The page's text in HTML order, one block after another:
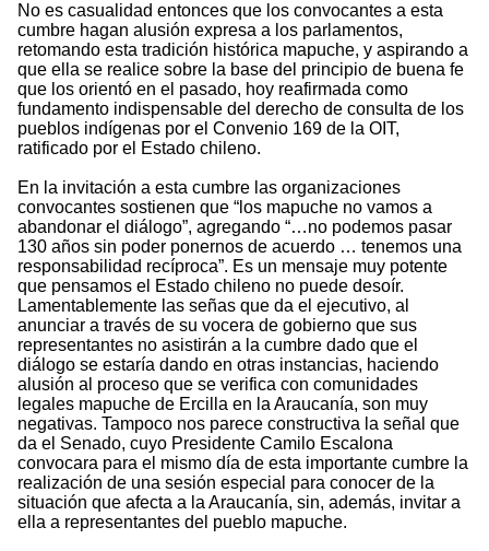
No es casualidad entonces que los convocantes a esta
cumbre hagan alusión expresa a los parlamentos,
retomando esta tradición histórica mapuche, y aspirando a
que ella se realice sobre la base del principio de buena fe
que los orientó en el pasado, hoy reafirmada como
fundamento indispensable del derecho de consulta de los
pueblos indígenas por el Convenio 169 de la OIT,
ratificado por el Estado chileno.
En la invitación a esta cumbre las organizaciones
convocantes sostienen que “los mapuche no vamos a
abandonar el diálogo”, agregando “…no podemos pasar
130 años sin poder ponernos de acuerdo … tenemos una
responsabilidad recíproca”. Es un mensaje muy potente
que pensamos el Estado chileno no puede desoír.
Lamentablemente las señas que da el ejecutivo, al
anunciar a través de su vocera de gobierno que sus
representantes no asistirán a la cumbre dado que el
diálogo se estaría dando en otras instancias, haciendo
alusión al proceso que se verifica con comunidades
legales mapuche de Ercilla en la Araucanía, son muy
negativas. Tampoco nos parece constructiva la señal que
da el Senado, cuyo Presidente Camilo Escalona
convocara para el mismo día de esta importante cumbre la
realización de una sesión especial para conocer de la
situación que afecta a la Araucanía, sin, además, invitar a
ella a representantes del pueblo mapuche.